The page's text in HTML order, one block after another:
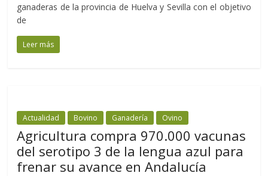
ganaderas de la provincia de Huelva y Sevilla con el objetivo
de
Leer más
Actualidad Bovino Ganadería Ovino
Agricultura compra 970.000 vacunas
del serotipo 3 de la lengua azul para
frenar su avance en Andalucía